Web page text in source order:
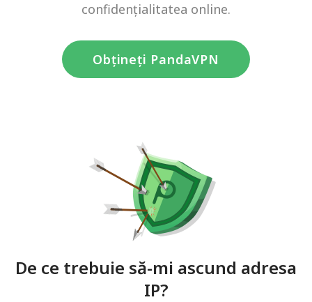
confidențialitatea online.
Obțineți PandaVPN
De ce trebuie să-mi ascund adresa
IP?